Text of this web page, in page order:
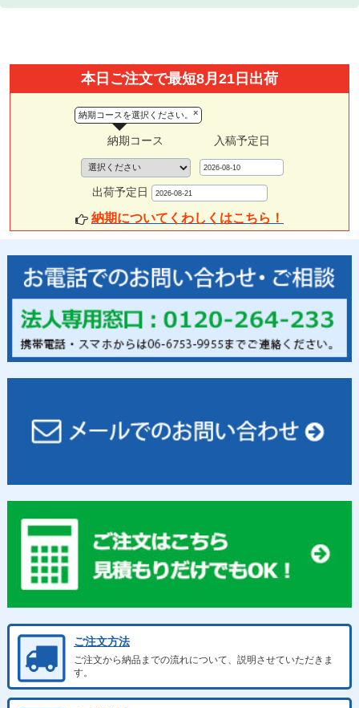
本日ご注文で最短8月21日出荷
×
納期コースを選択ください。
納期コース 入稿予定日
出荷予定日
納期についてくわしくはこちら！
ご注文方法
ご注文から納品までの流れについて、説明させていただきま
す。